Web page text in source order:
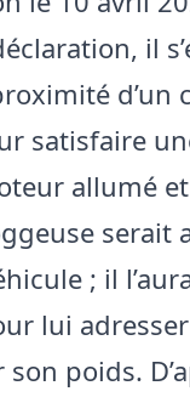
il
d’un
satisfaire
allumé
serait
; il
lui
poids.